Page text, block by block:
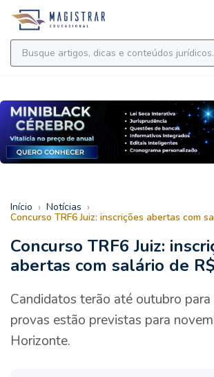
Início › Notícias ›
Concurso TRF6 Juiz: inscrições abertas com
Concurso TRF6 Juiz:
abertas com salário de
Candidatos terão até outubro para
provas estão previstas para
Horizonte.